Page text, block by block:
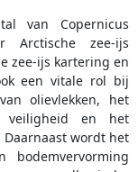
van Copernicus
Arctische zee-ijs
zee-ijs kartering en
een vitale rol bij
olievlekken, het
veiligheid en het
wordt het